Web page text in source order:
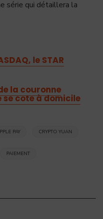
série qui détaillera la
le STAR
la couronne
cote à domicile
PAY CRYPTO YUAN
PAIEMENT